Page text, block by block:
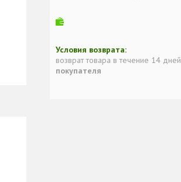
возврат товара в течение 14 дней
покупателя